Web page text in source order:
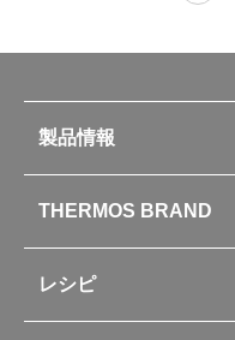
製品情報
水筒
お弁当
キッチン用品
THERMOS BRAND
レシピ